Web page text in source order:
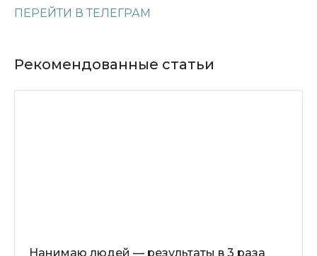
ПЕРЕЙТИ В ТЕЛЕГРАМ
Рекомендованные статьи
Нанимаю людей — результаты в 3 раза